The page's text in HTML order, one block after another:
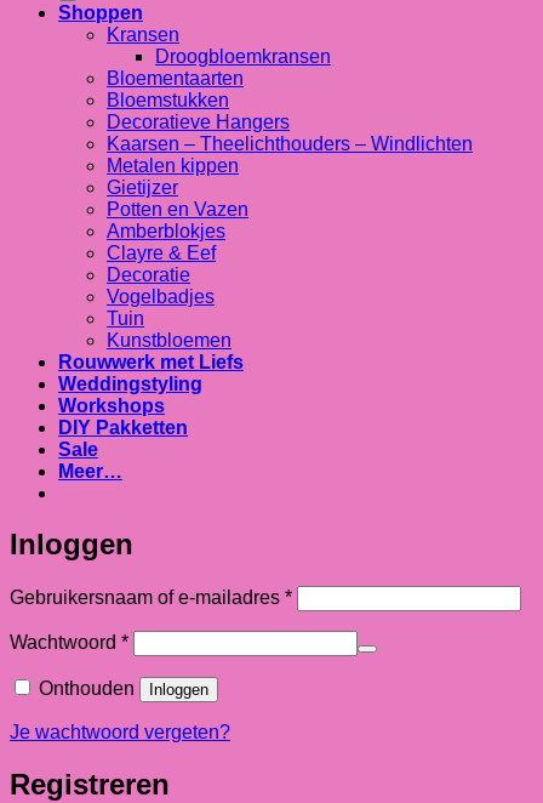
Shoppen
Kransen
Droogbloemkransen
Bloementaarten
Bloemstukken
Decoratieve Hangers
Kaarsen – Theelichthouders – Windlichten
Metalen kippen
Gietijzer
Potten en Vazen
Amberblokjes
Clayre & Eef
Decoratie
Vogelbadjes
Tuin
Kunstbloemen
Rouwwerk met Liefs
Weddingstyling
Workshops
DIY Pakketten
Sale
Meer…
Inloggen
Gebruikersnaam of e-mailadres *Vereist
Wachtwoord *Vereist
Onthouden Inloggen
Je wachtwoord vergeten?
Registreren